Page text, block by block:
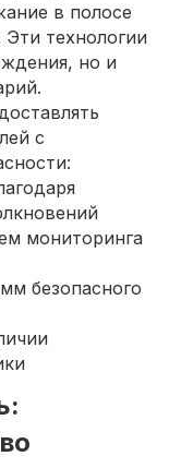
в полосе
технологии
но и
с
мониторинга
безопасного